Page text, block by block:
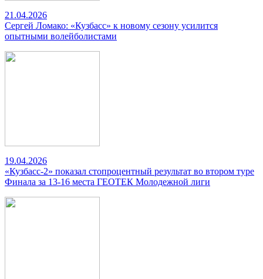
21.04.2026
Сергей Ломако: «Кузбасс» к новому сезону усилится
опытными волейболистами
19.04.2026
«Кузбасс-2» показал стопроцентный результат во втором туре
Финала за 13-16 места ГЕОТЕК Молодежной лиги